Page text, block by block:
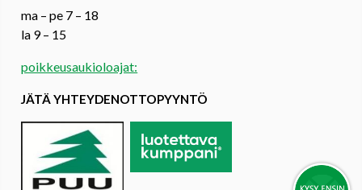
ma – pe 7 – 18
la 9 – 15
poikkeusaukioloajat:
JÄTÄ YHTEYDENOTTOPYYNTÖ